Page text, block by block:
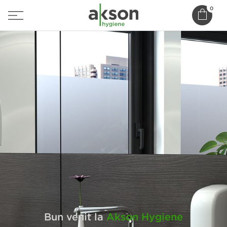
0
Bun venit laAkson Hygiene
Dispensere pentru prosoape de hârtie
Soluții profesionale de curățenie și igienă